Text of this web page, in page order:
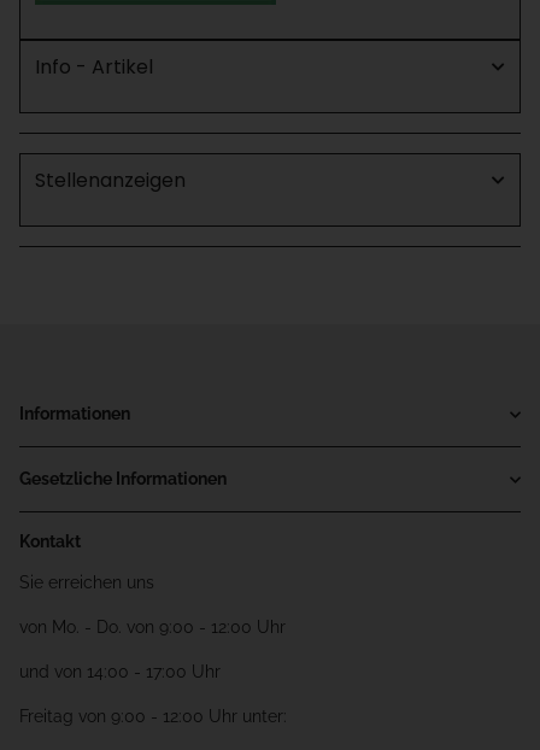
Info - Artikel
Stellenanzeigen
Informationen
Gesetzliche Informationen
Kontakt
Sie erreichen uns
von Mo. - Do. von 9:00 - 12:00 Uhr
und von 14:00 - 17:00 Uhr
Freitag von 9:00 - 12:00 Uhr unter: